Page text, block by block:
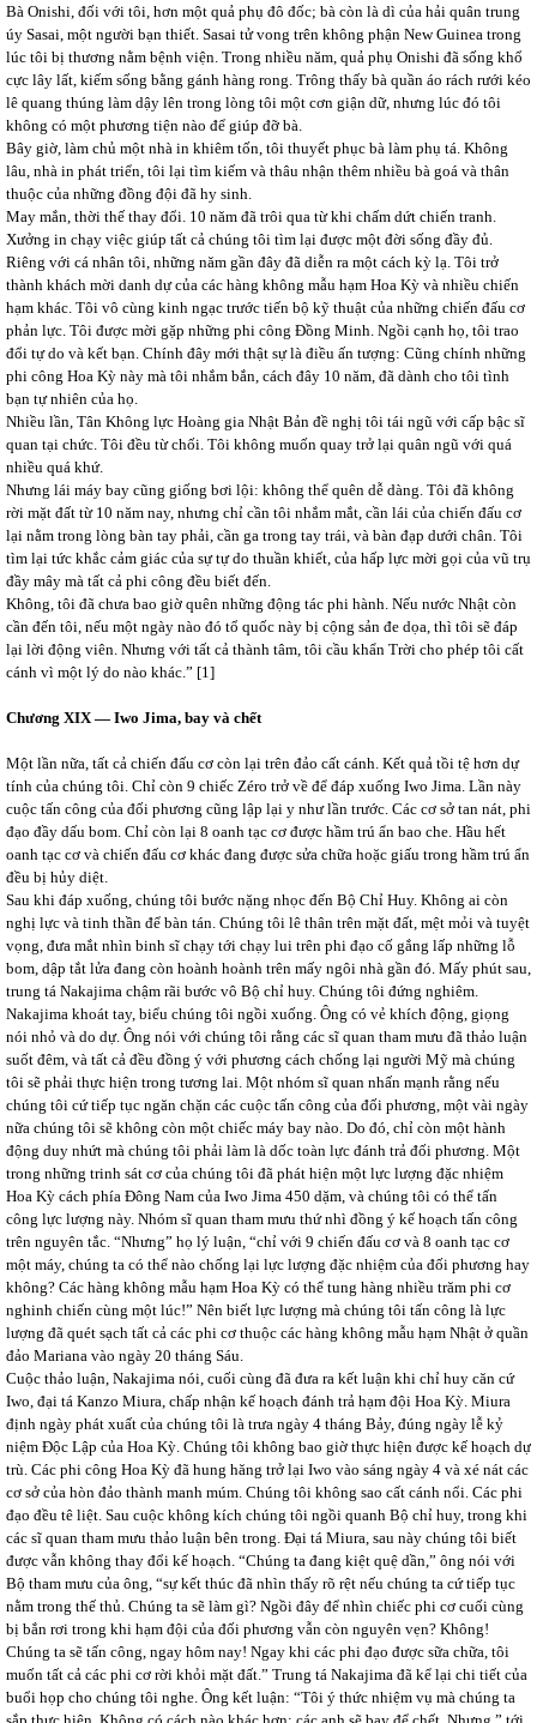
Bà Onishi, đối với tôi, hơn một quả phụ đô đốc; bà còn là dì của hải quân trung
úy Sasai, một người bạn thiết. Sasai tử vong trên không phận New Guinea trong
lúc tôi bị thương nằm bệnh viện. Trong nhiều năm, quả phụ Onishi đã sống khổ
cực lây lất, kiếm sống bằng gánh hàng rong. Trông thấy bà quần áo rách rưới kéo
lê quang thúng làm dậy lên trong lòng tôi một cơn giận dữ, nhưng lúc đó tôi
không có một phương tiện nào để giúp đỡ bà.
Bây giờ, làm chủ một nhà in khiêm tốn, tôi thuyết phục bà làm phụ tá. Không
lâu, nhà in phát triển, tôi lại tìm kiếm và thâu nhận thêm nhiều bà goá và thân
thuộc của những đồng đội đã hy sinh.
May mắn, thời thế thay đổi. 10 năm đã trôi qua từ khi chấm dứt chiến tranh.
Xưởng in chạy việc giúp tất cả chúng tôi tìm lại được một đời sống đầy đủ.
Riêng với cá nhân tôi, những năm gần đây đã diễn ra một cách kỳ lạ. Tôi trở
thành khách mời danh dự của các hàng không mẫu hạm Hoa Kỳ và nhiều chiến
hạm khác. Tôi vô cùng kinh ngạc trước tiến bộ kỹ thuật của những chiến đấu cơ
phản lực. Tôi được mời gặp những phi công Đồng Minh. Ngồi cạnh họ, tôi trao
đổi tự do và kết bạn. Chính đây mới thật sự là điều ấn tượng: Cũng chính những
phi công Hoa Kỳ này mà tôi nhắm bắn, cách đây 10 năm, đã dành cho tôi tình
bạn tự nhiên của họ.
Nhiều lần, Tân Không lực Hoàng gia Nhật Bản đề nghị tôi tái ngũ với cấp bậc sĩ
quan tại chức. Tôi đều từ chối. Tôi không muốn quay trở lại quân ngũ với quá
nhiều quá khứ.
Nhưng lái máy bay cũng giống bơi lội: không thể quên dễ dàng. Tôi đã không
rời mặt đất từ 10 năm nay, nhưng chỉ cần tôi nhắm mắt, cần lái của chiến đấu cơ
lại nằm trong lòng bàn tay phải, cần ga trong tay trái, và bàn đạp dưới chân. Tôi
tìm lại tức khắc cảm giác của sự tự do thuần khiết, của hấp lực mời gọi của vũ trụ
đầy mây mà tất cả phi công đều biết đến.
Không, tôi đã chưa bao giờ quên những động tác phi hành. Nếu nước Nhật còn
cần đến tôi, nếu một ngày nào đó tổ quốc này bị cộng sản đe dọa, thì tôi sẽ đáp
lại lời động viên. Nhưng với tất cả thành tâm, tôi cầu khẩn Trời cho phép tôi cất
cánh vì một lý do nào khác.” [1]
Chương XIX ― Iwo Jima, bay và chết
Một lần nữa, tất cả chiến đấu cơ còn lại trên đảo cất cánh. Kết quả tồi tệ hơn dự
tính của chúng tôi. Chỉ còn 9 chiếc Zéro trở về để đáp xuống Iwo Jima. Lần này
cuộc tấn công của đối phương cũng lập lại y như lần trước. Các cơ sở tan nát, phi
đạo đầy dấu bom. Chỉ còn lại 8 oanh tạc cơ được hầm trú ẩn bao che. Hầu hết
oanh tạc cơ và chiến đấu cơ khác đang được sửa chữa hoặc giấu trong hầm trú ẩn
đều bị hủy diệt.
Sau khi đáp xuống, chúng tôi bước nặng nhọc đến Bộ Chỉ Huy. Không ai còn
nghị lực và tinh thần để bàn tán. Chúng tôi lê thân trên mặt đất, mệt mỏi và tuyệt
vọng, đưa mắt nhìn binh sĩ chạy tới chạy lui trên phi đạo cố gắng lấp những lỗ
bom, dập tắt lửa đang còn hoành hoành trên mấy ngôi nhà gần đó. Mấy phút sau,
trung tá Nakajima chậm rãi bước vô Bộ chỉ huy. Chúng tôi đứng nghiêm.
Nakajima khoát tay, biểu chúng tôi ngồi xuống. Ông có vẻ khích động, giọng
nói nhỏ và do dự. Ông nói với chúng tôi rằng các sĩ quan tham mưu đã thảo luận
suốt đêm, và tất cả đều đồng ý với phương cách chống lại người Mỹ mà chúng
tôi sẽ phải thực hiện trong tương lai. Một nhóm sĩ quan nhấn mạnh rằng nếu
chúng tôi cứ tiếp tục ngăn chặn các cuộc tấn công của đối phương, một vài ngày
nữa chúng tôi sẽ không còn một chiếc máy bay nào. Do đó, chỉ còn một hành
động duy nhứt mà chúng tôi phải làm là dốc toàn lực đánh trả đối phương. Một
trong những trinh sát cơ của chúng tôi đã phát hiện một lực lượng đặc nhiệm
Hoa Kỳ cách phía Đông Nam của Iwo Jima 450 dặm, và chúng tôi có thể tấn
công lực lượng này. Nhóm sĩ quan tham mưu thứ nhì đồng ý kế hoạch tấn công
trên nguyên tắc. “Nhưng” họ lý luận, “chỉ với 9 chiến đấu cơ và 8 oanh tạc cơ
một máy, chúng ta có thể nào chống lại lực lượng đặc nhiệm của đối phương hay
không? Các hàng không mẫu hạm Hoa Kỳ có thể tung hàng nhiều trăm phi cơ
nghinh chiến cùng một lúc!” Nên biết lực lượng mà chúng tôi tấn công là lực
lượng đã quét sạch tất cả các phi cơ thuộc các hàng không mẫu hạm Nhật ở quần
đảo Mariana vào ngày 20 tháng Sáu.
Cuộc thảo luận, Nakajima nói, cuối cùng đã đưa ra kết luận khi chỉ huy căn cứ
Iwo, đại tá Kanzo Miura, chấp nhận kế hoạch đánh trả hạm đội Hoa Kỳ. Miura
định ngày phát xuất của chúng tôi là trưa ngày 4 tháng Bảy, đúng ngày lễ kỷ
niệm Độc Lập của Hoa Kỳ. Chúng tôi không bao giờ thực hiện được kế hoạch dự
trù. Các phi công Hoa Kỳ đã hung hăng trở lại Iwo vào sáng ngày 4 và xé nát các
cơ sở của hòn đảo thành manh múm. Chúng tôi không sao cất cánh nổi. Các phi
đạo đều tê liệt. Sau cuộc không kích chúng tôi ngồi quanh Bộ chỉ huy, trong khi
các sĩ quan tham mưu thảo luận bên trong. Đại tá Miura, sau này chúng tôi biết
được vẫn không thay đổi kế hoạch. “Chúng ta đang kiệt quệ dần,” ông nói với
Bộ tham mưu của ông, “sự kết thúc đã nhìn thấy rõ rệt nếu chúng ta cứ tiếp tục
nằm trong thế thủ. Chúng ta sẽ làm gì? Ngồi đây để nhìn chiếc phi cơ cuối cùng
bị bắn rơi trong khi hạm đội của đối phương vẫn còn nguyên vẹn? Không!
Chúng ta sẽ tấn công, ngay hôm nay! Ngay khi các phi đạo được sữa chữa, tôi
muốn tất cả các phi cơ rời khỏi mặt đất.” Trung tá Nakajima đã kể lại chi tiết của
buổi họp cho chúng tôi nghe. Ông kết luận: “Tôi ý thức nhiệm vụ mà chúng ta